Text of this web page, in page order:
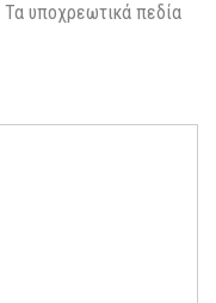
Τα υποχρεωτικά πεδία